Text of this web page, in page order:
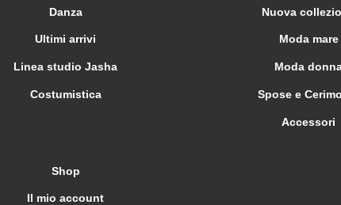
Danza
Ultimi arrivi
Linea studio Jasha
Costumistica
Nuova
Moda mare
Moda
Spose e
Accessori
Shop
Il mio account